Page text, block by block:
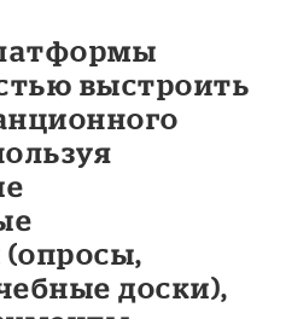
выстроить
доски),